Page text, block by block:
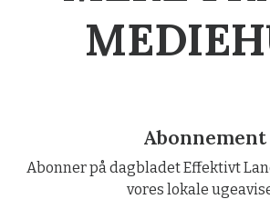
Abonnement
Abonner på dagbladet Effektivt
vores lokale